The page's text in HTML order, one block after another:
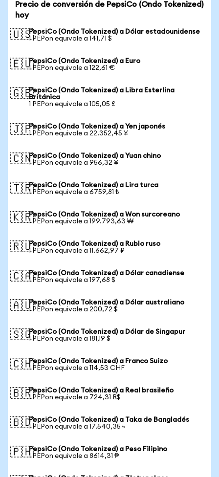
Precio de conversión de PepsiCo (Ondo Tokenized)
hoy
🇺🇸PepsiCo (Ondo Tokenized) a Dólar estadounidense
1 PEPon equivale a 141,71 $
🇪🇺PepsiCo (Ondo Tokenized) a Euro
1 PEPon equivale a 122,61 €
🇬🇧PepsiCo (Ondo Tokenized) a Libra Esterlina
Británica
1 PEPon equivale a 105,05 £
🇯🇵PepsiCo (Ondo Tokenized) a Yen japonés
1 PEPon equivale a 22.352,45 ¥
🇨🇳PepsiCo (Ondo Tokenized) a Yuan chino
1 PEPon equivale a 956,32 ¥
🇹🇷PepsiCo (Ondo Tokenized) a Lira turca
1 PEPon equivale a 6759,81 ₺
🇰🇷PepsiCo (Ondo Tokenized) a Won surcoreano
1 PEPon equivale a 199.793,63 ₩
🇷🇺PepsiCo (Ondo Tokenized) a Rublo ruso
1 PEPon equivale a 11.662,97 ₽
🇨🇦PepsiCo (Ondo Tokenized) a Dólar canadiense
1 PEPon equivale a 197,68 $
🇦🇺PepsiCo (Ondo Tokenized) a Dólar australiano
1 PEPon equivale a 200,72 $
🇸🇬PepsiCo (Ondo Tokenized) a Dólar de Singapur
1 PEPon equivale a 181,19 $
🇨🇭PepsiCo (Ondo Tokenized) a Franco Suizo
1 PEPon equivale a 114,53 CHF
🇧🇷PepsiCo (Ondo Tokenized) a Real brasileño
1 PEPon equivale a 724,31 R$
🇧🇩PepsiCo (Ondo Tokenized) a Taka de Bangladés
1 PEPon equivale a 17.540,35 ৳
🇵🇭PepsiCo (Ondo Tokenized) a Peso Filipino
1 PEPon equivale a 8614,31 ₱